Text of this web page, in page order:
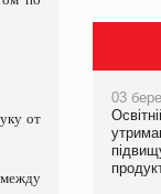
от
между
03